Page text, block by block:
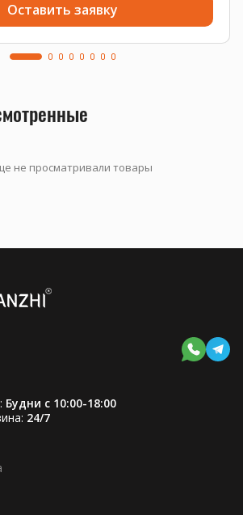
Оставить заявку
не просматривали товары
Будни с 10:00-18:00
24/7